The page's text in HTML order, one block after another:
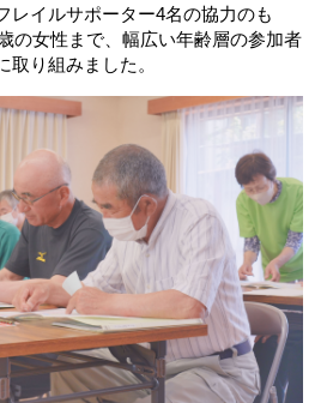
レイルサポーター4名の協力のも
の女性まで、幅広い年齢層の参加者
取り組みました。